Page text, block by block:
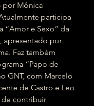
por Mônica
participa
“Amor e Sexo” da
apresentado por
Faz também
“Papo de
GNT, com Marcelo
de Castro e Leo
de contribuir